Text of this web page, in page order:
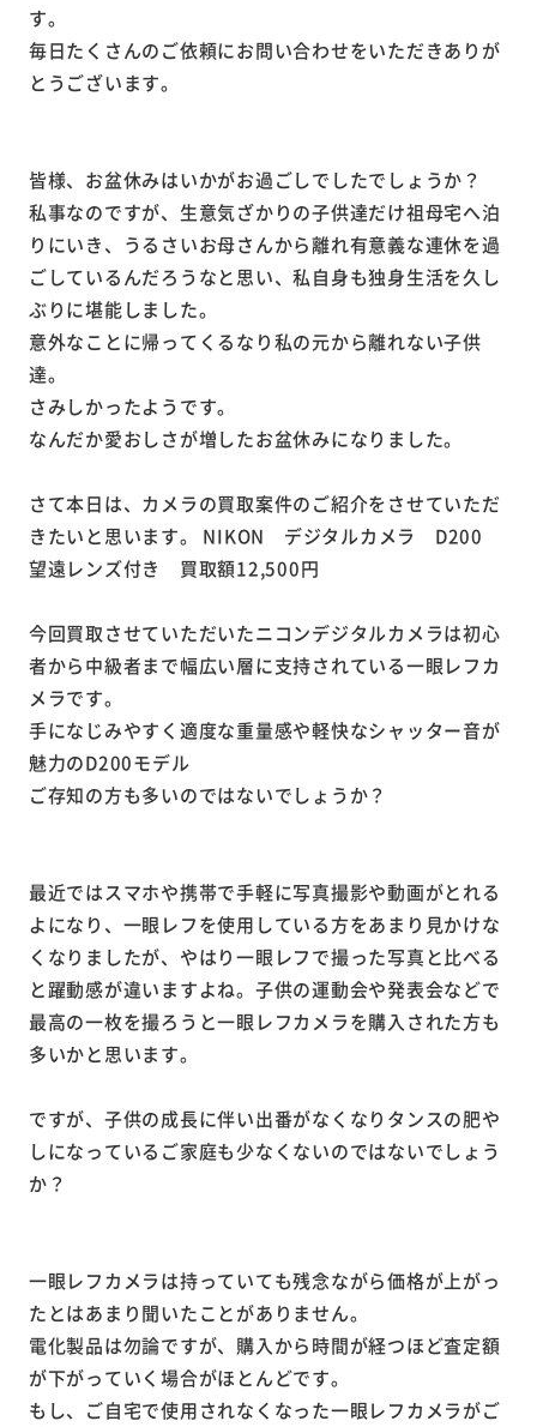
す。
毎日たくさんのご依頼にお問い合わせをいただきありが
とうございます。
皆様、お盆休みはいかがお過ごしでしたでしょうか？
私事なのですが、生意気ざかりの子供達だけ祖母宅へ泊
りにいき、うるさいお母さんから離れ有意義な連休を過
ごしているんだろうなと思い、私自身も独身生活を久し
ぶりに堪能しました。
意外なことに帰ってくるなり私の元から離れない子供
達。
さみしかったようです。
なんだか愛おしさが増したお盆休みになりました。
さて本日は、カメラの買取案件のご紹介をさせていただ
きたいと思います。 NIKON デジタルカメラ D200
望遠レンズ付き 買取額12,500円
今回買取させていただいたニコンデジタルカメラは初心
者から中級者まで幅広い層に支持されている一眼レフカ
メラです。
手になじみやすく適度な重量感や軽快なシャッター音が
魅力のD200モデル
ご存知の方も多いのではないでしょうか？
最近ではスマホや携帯で手軽に写真撮影や動画がとれる
よになり、一眼レフを使用している方をあまり見かけな
くなりましたが、やはり一眼レフで撮った写真と比べる
と躍動感が違いますよね。子供の運動会や発表会などで
最高の一枚を撮ろうと一眼レフカメラを購入された方も
多いかと思います。
ですが、子供の成長に伴い出番がなくなりタンスの肥や
しになっているご家庭も少なくないのではないでしょう
か？
一眼レフカメラは持っていても残念ながら価格が上がっ
たとはあまり聞いたことがありません。
電化製品は勿論ですが、購入から時間が経つほど査定額
が下がっていく場合がほとんどです。
もし、ご自宅で使用されなくなった一眼レフカメラがご